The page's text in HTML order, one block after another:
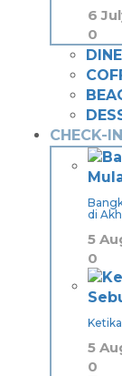
6
0
CHECK-IN
di
5
0
5
0